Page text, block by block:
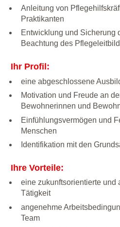
Anleitung von
Praktikanten
Entwicklung und Sicherung
Beachtung des
Ihr Profil:
eine abgeschlossene
Motivation und Freude an
Bewohnerinnen und
Einfühlungsvermögen und
Menschen
Identifikation mit den
Ihre Vorteile:
eine zukunftsorientierte und
Tätigkeit
angenehme
Team